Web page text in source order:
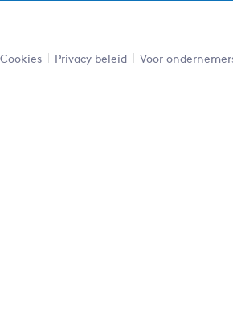
Cookies Privacy beleid Voor